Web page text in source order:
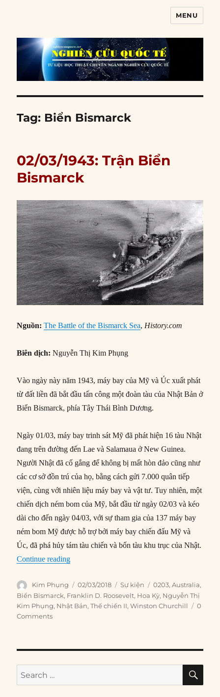
MENU
Tag: Biển Bismarck
02/03/1943: Trận Biển
Bismarck
Nguồn:The Battle of the Bismarck Sea,History.com
Biên dịch: Nguyễn Thị Kim Phụng
Vào ngày này năm 1943, máy bay của Mỹ và Úc xuất phát
từ đất liền đã bắt đầu tấn công một đoàn tàu của Nhật Bản ở
Biển Bismarck, phía Tây Thái Bình Dương.
Ngày 01/03, máy bay trinh sát Mỹ đã phát hiện 16 tàu Nhật
đang trên đường đến Lae và Salamaua ở New Guinea.
Người Nhật đã cố gắng để không bị mất hòn đảo cũng như
các cơ sở đồn trú của họ, bằng cách gửi 7.000 quân tiếp
viện, cùng với nhiên liệu máy bay và vật tư. Tuy nhiên, một
chiến dịch ném bom của Mỹ, bắt đầu từ ngày 02/03 và kéo
dài cho đến ngày 04/03, với sự tham gia của 137 máy bay
ném bom Mỹ được hỗ trợ bởi máy bay chiến đấu Mỹ và
Úc, đã phá hủy tám tàu chiến và bốn tàu khu trục của Nhật.
Continue reading“02/03/1943: Trận Biển Bismarck”
Author
Kim Phụng
Posted
on
02/03/2018 Categories
Sự kiện Tags
0203,Australia,
Biển Bismarck, Franklin D. Roosevelt, Hoa Kỳ, Nguyễn Thị
Kim Phụng, Nhật Bản,Thế chiến II,Winston Churchill
0
Comments
Search
for: